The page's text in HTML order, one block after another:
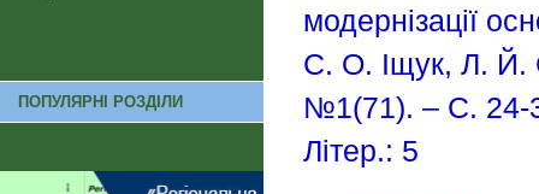
ПОПУЛЯРНІ РОЗДІЛИ
модернізації
С. О. Іщук, Л. Й.
№1(71). – С. 24-
Літер.: 5